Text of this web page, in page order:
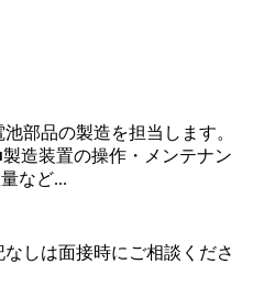
部品の製造を担当します。
製造装置の操作・メンテナン
など...
しは面接時にご相談くださ